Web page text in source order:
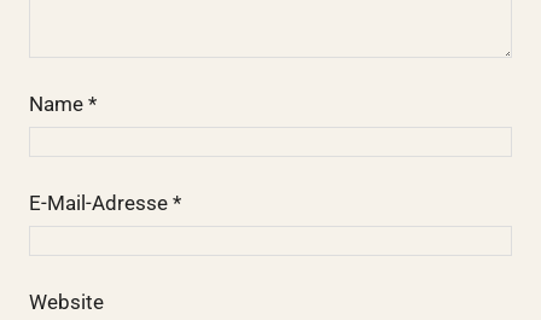
Name *
E-Mail-Adresse *
Website